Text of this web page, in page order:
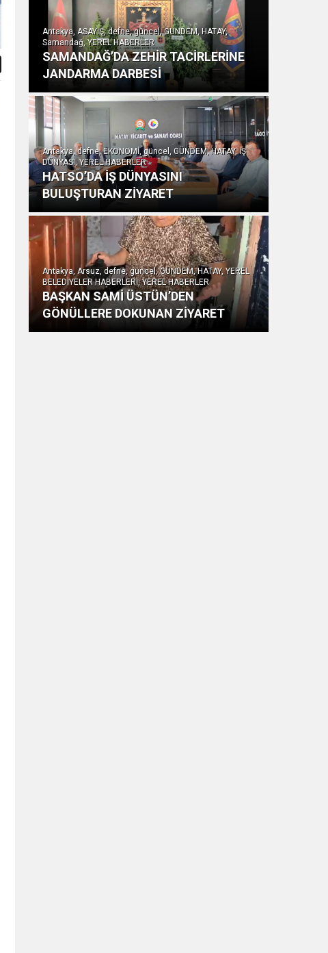
Antakya, ASAYİŞ, defne, güncel, GÜNDEM, HATAY,
Samandağ, YEREL HABERLER
SAMANDAĞ’DA ZEHİR TACİRLERİNE
JANDARMA DARBESİ
Antakya, defne, EKONOMİ, güncel, GÜNDEM, HATAY, İŞ
DÜNYASI, YEREL HABERLER
HATSO’DA İŞ DÜNYASINI
BULUŞTURAN ZİYARET
Antakya, Arsuz, defne, güncel, GÜNDEM, HATAY, YEREL
BELEDİYELER HABERLERİ, YEREL HABERLER
BAŞKAN SAMİ ÜSTÜN’DEN
GÖNÜLLERE DOKUNAN ZİYARET